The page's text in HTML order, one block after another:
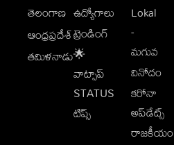
తెలంగాణ
ఆంధ్రప్రదేశ్
తమిళనాడు
ఉద్యోగాలు
ట్రెండింగ్
🌟
వాట్సాప్
STATUS
టిప్స్
Lokal
-
మగువ
వినోదం
కరోనా
అప్‌డేట్స్
రాజకీయం